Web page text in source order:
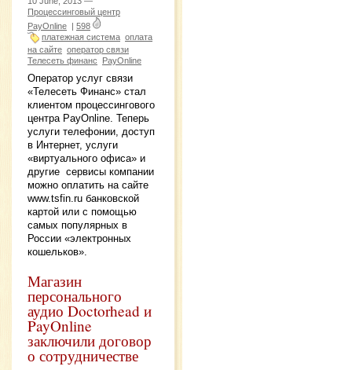
Процессинговый центр
PayOnline
598
платежная система оплата
на сайте оператор связи
Телесеть финанс
PayOnline
Оператор услуг связи
«Телесеть Финанс» стал
клиентом процессингового
центра PayOnline. Теперь
услуги телефонии, доступ
в Интернет, услуги
«виртуального офиса» и
другие сервисы компании
можно оплатить на сайте
www.tsfin.ru банковской
картой или с помощью
самых популярных в
России «электронных
кошельков».
Магазин
персонального
аудио Doctorhead и
PayOnline
заключили договор
о сотрудничестве